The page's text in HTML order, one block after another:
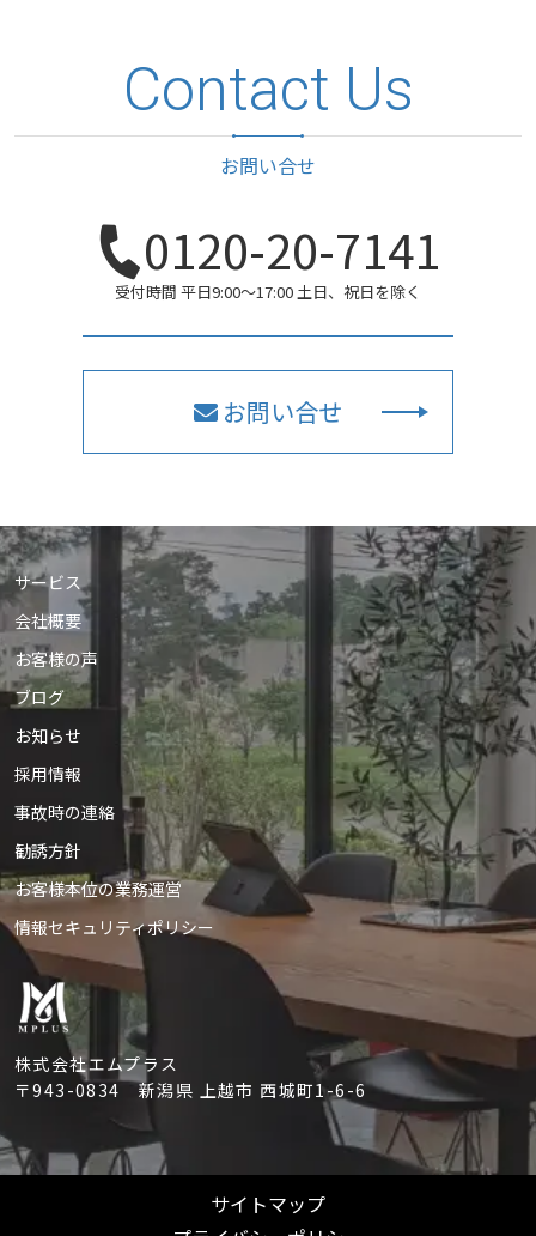
Contact Us
お問い合せ
0120-20-7141
受付時間 平日9:00〜17:00 土日、祝日を除く
お問い合せ
サービス
会社概要
お客様の声
ブログ
お知らせ
採用情報
事故時の連絡
勧誘方針
お客様本位の業務運営
情報セキュリティポリシー
株式会社エムプラス
〒943-0834新潟県 上越市 西城町1-6-6
サイトマップ